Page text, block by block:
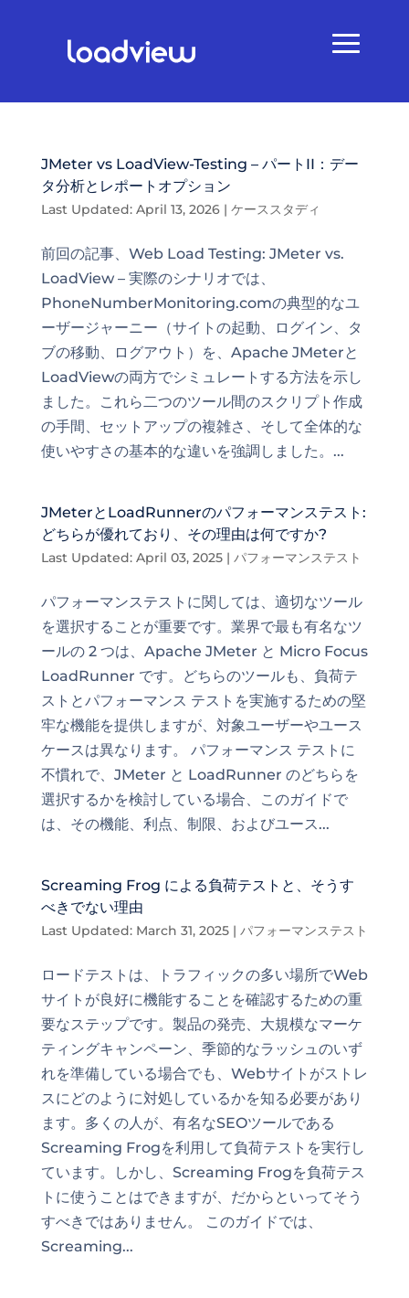
JMeter vs LoadView-Testing – パートII：デー
タ分析とレポートオプション
Last Updated: April 13, 2026| ケーススタディ
前回の記事、Web Load Testing: JMeter vs.
LoadView – 実際のシナリオでは、
PhoneNumberMonitoring.comの典型的なユ
ーザージャーニー（サイトの起動、ログイン、タ
ブの移動、ログアウト）を、Apache JMeterと
LoadViewの両方でシミュレートする方法を示し
ました。これら二つのツール間のスクリプト作成
の手間、セットアップの複雑さ、そして全体的な
使いやすさの基本的な違いを強調しました。...
JMeterとLoadRunnerのパフォーマンステスト:
どちらが優れており、その理由は何ですか?
Last Updated: April 03, 2025| パフォーマンステスト
パフォーマンステストに関しては、適切なツール
を選択することが重要です。業界で最も有名なツ
ールの 2 つは、Apache JMeter と Micro Focus
LoadRunner です。どちらのツールも、負荷テ
ストとパフォーマンス テストを実施するための堅
牢な機能を提供しますが、対象ユーザーやユース
ケースは異なります。 パフォーマンス テストに
不慣れで、JMeter と LoadRunner のどちらを
選択するかを検討している場合、このガイドで
は、その機能、利点、制限、およびユース...
Screaming Frog による負荷テストと、そうす
べきでない理由
Last Updated: March 31, 2025| パフォーマンステスト
ロードテストは、トラフィックの多い場所でWeb
サイトが良好に機能することを確認するための重
要なステップです。製品の発売、大規模なマーケ
ティングキャンペーン、季節的なラッシュのいず
れを準備している場合でも、Webサイトがストレ
スにどのように対処しているかを知る必要があり
ます。多くの人が、有名なSEOツールである
Screaming Frogを利用して負荷テストを実行し
ています。しかし、Screaming Frogを負荷テス
トに使うことはできますが、だからといってそう
すべきではありません。 このガイドでは、
Screaming...